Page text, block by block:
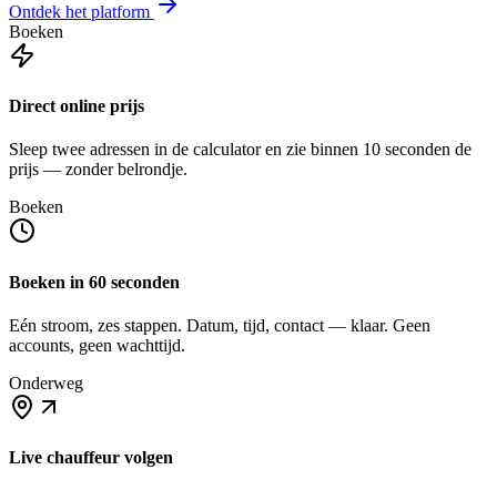
Ontdek het platform
Boeken
Direct online prijs
Sleep twee adressen in de calculator en zie binnen 10 seconden de
prijs — zonder belrondje.
Boeken
Boeken in 60 seconden
Eén stroom, zes stappen. Datum, tijd, contact — klaar. Geen
accounts, geen wachttijd.
Onderweg
Live chauffeur volgen